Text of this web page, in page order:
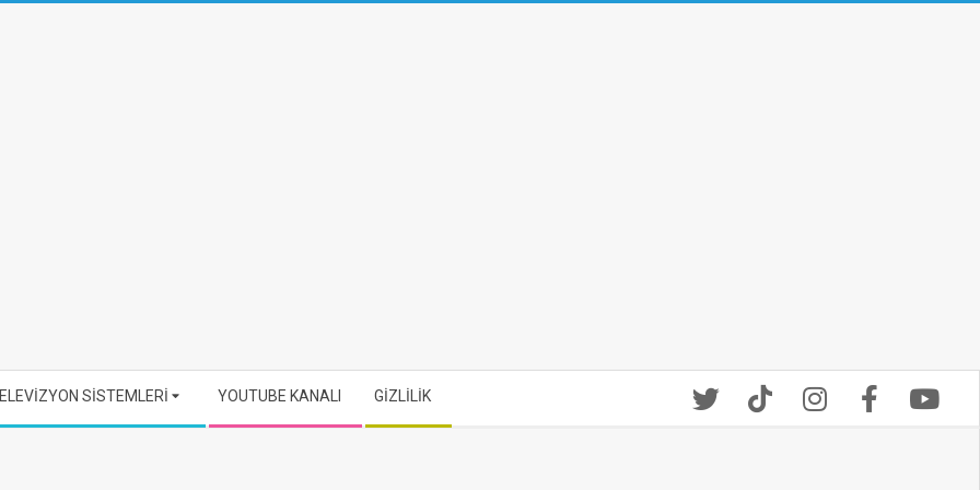
SİSTEMLERİ YOUTUBE KANALI GİZLİLİK